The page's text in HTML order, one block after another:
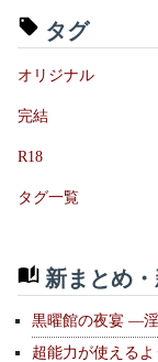
タグ
オリジナル
完結
R18
タグ一覧
新まとめ
黒曜館の夜宴 —
超能力が使える